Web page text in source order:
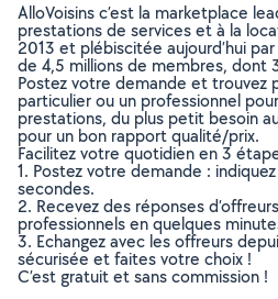
AlloVoisins c’est la marketplace
prestations de services et à la
2013 et plébiscitée aujourd’hui
de 4,5 millions de membres, dont
Postez votre demande et trouvez
particulier ou un professionnel
prestations, du plus petit besoin
pour un bon rapport qualité/prix.
Facilitez votre quotidien en 3
1. Postez votre demande :
secondes.
2. Recevez des réponses
professionnels en quelques
3. Echangez avec les offreurs
sécurisée et faites votre choix !
C’est gratuit et sans commission !